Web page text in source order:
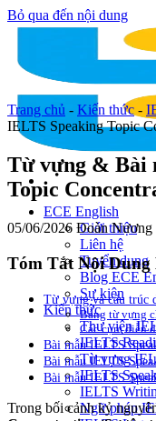
Bỏ qua đến nội dung
ECE English
Giới thiệu
Liên hệ
Tuyển dụng
Blog ECE
Sự kiện
Kiến thức
Thư viện
IELTS
Từ vựng
IELTS
IELTS
Ngữ pháp
Trang chủ - Kiến thức -
IELTS Speaking Topic
Từ vựng & Bài
Topic
05/06/2026 Đoàn Nương
Tóm Tắt Nội Dung
Từ vựng và cấu trúc
Bảng từ vựng
Các cụm diễn
Bài mẫu IELTS
Bài mẫu IELTS
Bài mẫu IELTS
Trong bối cảnh kỷ